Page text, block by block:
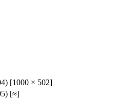
[1000 × 502]
[≈]